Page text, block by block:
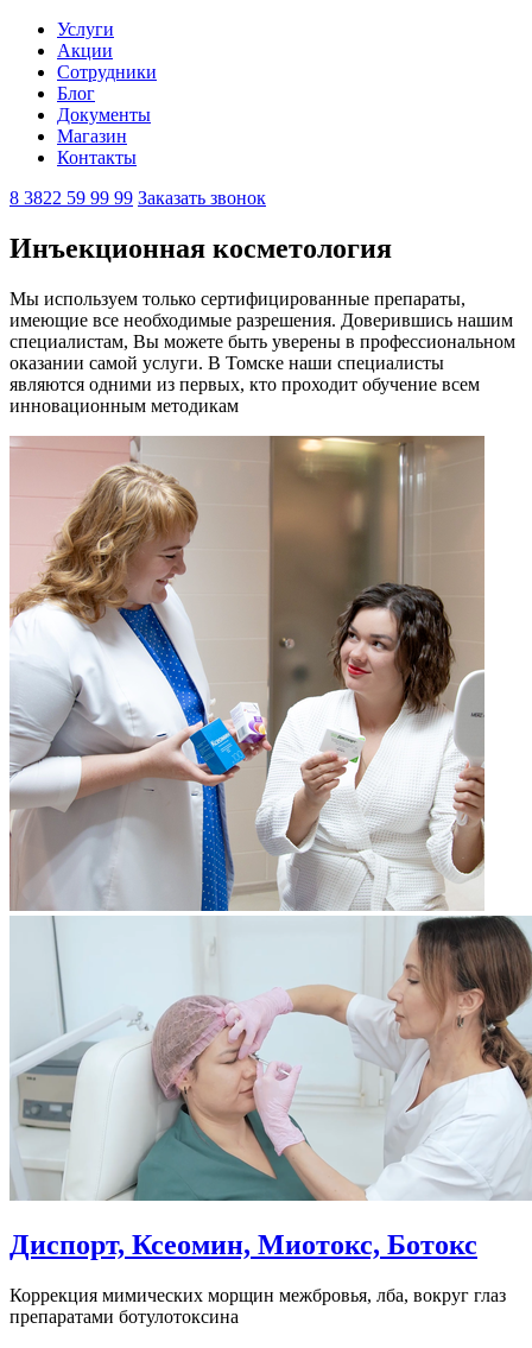
Услуги
Акции
Сотрудники
Блог
Документы
Магазин
Контакты
8 3822 59 99 99 Заказать звонок
Инъекционная косметология
Мы используем только сертифицированные препараты,
имеющие все необходимые разрешения. Доверившись нашим
специалистам, Вы можете быть уверены в профессиональном
оказании самой услуги. В Томске наши специалисты
являются одними из первых, кто проходит обучение всем
инновационным методикам
Диспорт, Ксеомин, Миотокс, Ботокс
Коррекция мимических морщин межбровья, лба, вокруг глаз
препаратами ботулотоксина